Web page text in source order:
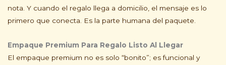
nota. Y cuando el regalo llega a domicilio, el mensaje es lo
primero que conecta. Es la parte humana del paquete.
Empaque Premium Para Regalo Listo Al Llegar
El empaque premium no es solo “bonito”; es funcional y